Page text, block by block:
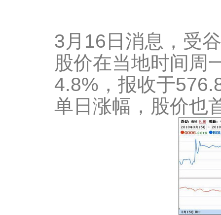
3月16日消息，受
股价在当地时间周
4.8%，报收于
单日涨幅，股价也